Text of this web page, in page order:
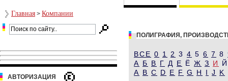
Главная > Компании
АВТОРИЗАЦИЯ
ПОЛИГРАФИЯ,
ВСЕ 0 1 2 3 4 5 6 7 8
А Б В Г Д Е Ё Ж З И
A B C D E F G H I J K